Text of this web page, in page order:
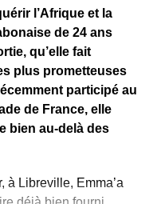
l’Afrique et la
de 24 ans
qu’elle fait
plus prometteuses
participé au
de France, elle
bien au-delà des
à Libreville, Emma’a